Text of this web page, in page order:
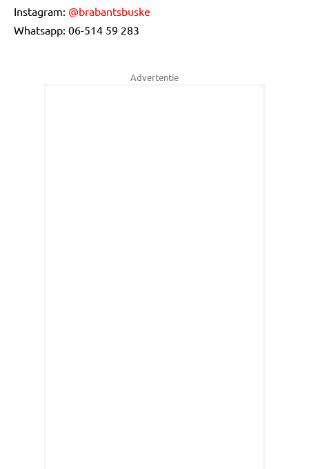
Instagram: @brabantsbuske
Whatsapp: 06-514 59 283
Advertentie